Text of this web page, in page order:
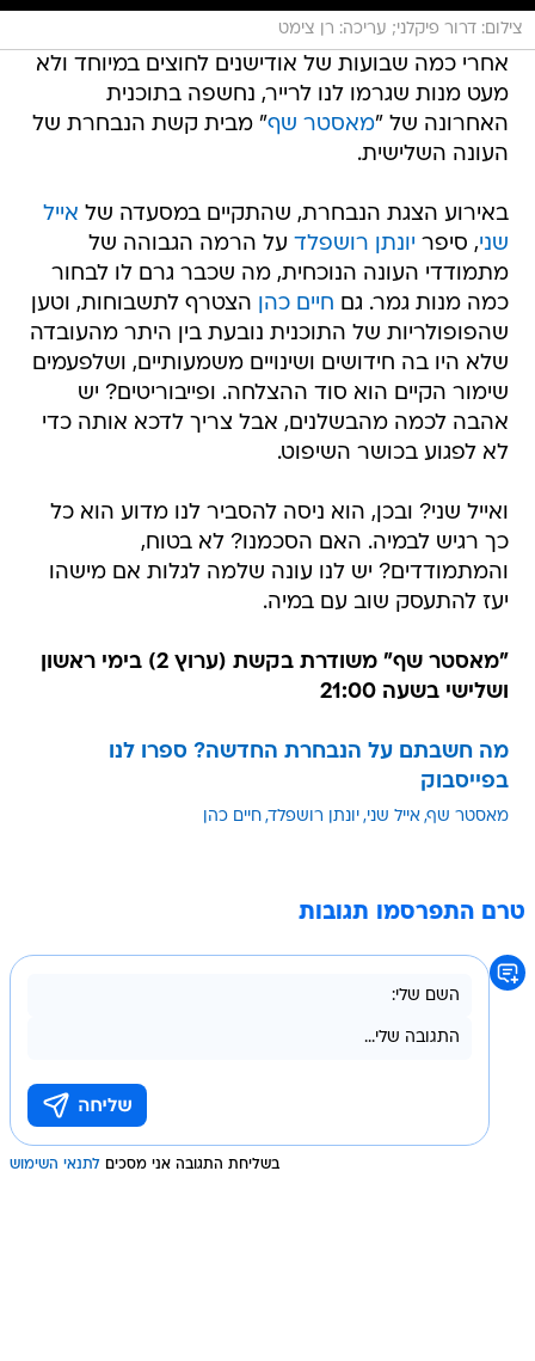
צילום: דרור פיקלני; עריכה: רן צימט
אחרי כמה שבועות של אודישנים לחוצים במיוחד ולא
מעט מנות שגרמו לנו לרייר, נחשפה בתוכנית
האחרונה של "מאסטר שף" מבית קשת הנבחרת של
העונה השלישית.
באירוע הצגת הנבחרת, שהתקיים במסעדה של אייל
שני, סיפר יונתן רושפלד על הרמה הגבוהה של
מתמודדי העונה הנוכחית, מה שכבר גרם לו לבחור
כמה מנות גמר. גם חיים כהן הצטרף לתשבוחות, וטען
שהפופולריות של התוכנית נובעת בין היתר מהעובדה
שלא היו בה חידושים ושינויים משמעותיים, ושלפעמים
שימור הקיים הוא סוד ההצלחה. ופייבוריטים? יש
אהבה לכמה מהבשלנים, אבל צריך לדכא אותה כדי
לא לפגוע בכושר השיפוט.
ואייל שני? ובכן, הוא ניסה להסביר לנו מדוע הוא כל
כך רגיש לבמיה. האם הסכמנו? לא בטוח,
והמתמודדים? יש לנו עונה שלמה לגלות אם מישהו
יעז להתעסק שוב עם במיה.
"מאסטר שף" משודרת בקשת (ערוץ 2) בימי ראשון
ושלישי בשעה 21:00
מה חשבתם על הנבחרת החדשה? ספרו לנו
בפייסבוק
מאסטר שף אייל שני יונתן רושפלד חיים כהן
טרם התפרסמו תגובות
בשליחת התגובה אני מסכים לתנאי השימוש